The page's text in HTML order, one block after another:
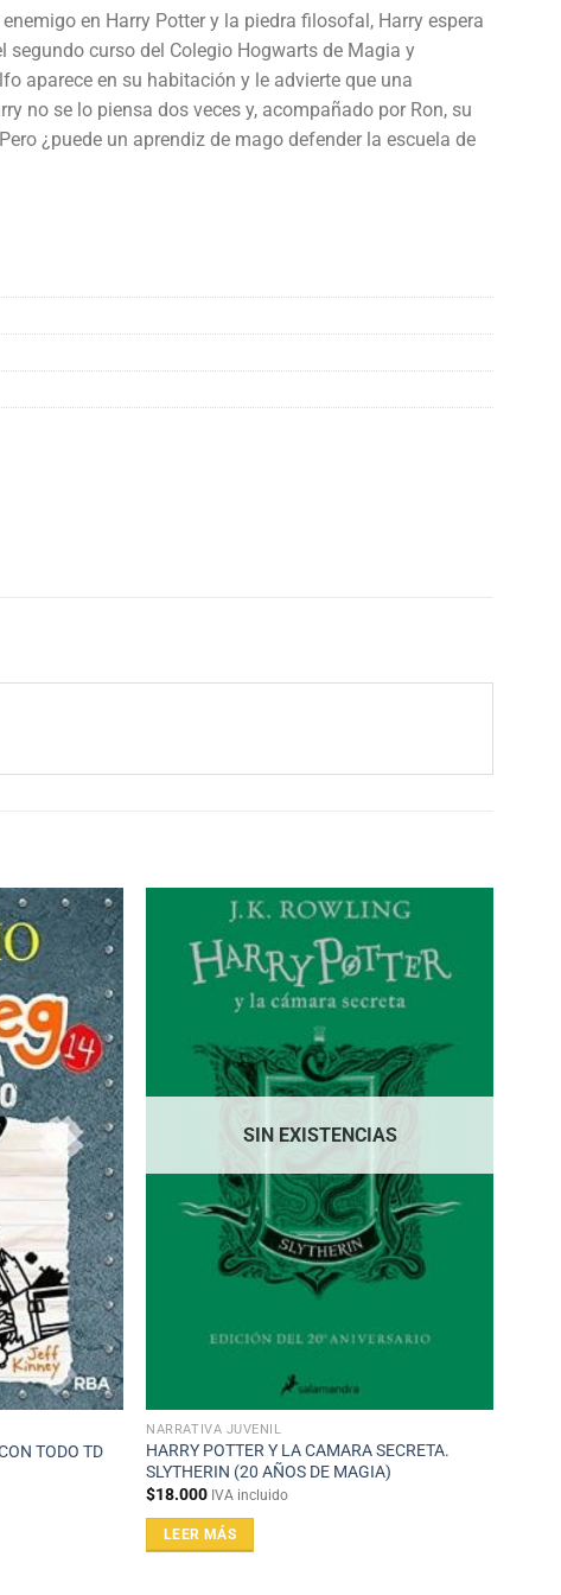
en Harry Potter y la piedra filosofal, Harry espera
curso del Colegio Hogwarts de Magia y
aparece en su habitación y le advierte que una
no se lo piensa dos veces y, acompañado por Ron, su
¿puede un aprendiz de mago defender la escuela de
TODO TD
SIN EXISTENCIAS
NARRATIVA JUVENIL
HARRY POTTER Y LA CAMARA SECRETA.
SLYTHERIN (20 AÑOS DE MAGIA)
$18.000 IVA incluido
LEER MÁS